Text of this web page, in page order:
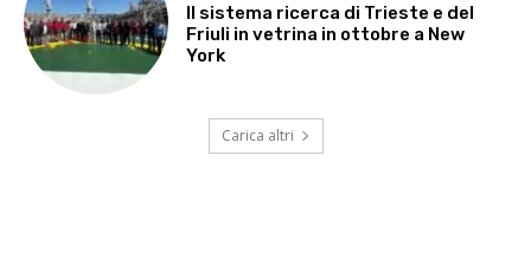
Il sistema ricerca di Trieste e del
Friuli in vetrina in ottobre a New
York
Carica altri